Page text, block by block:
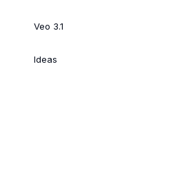
Veo 3.1
Ideas